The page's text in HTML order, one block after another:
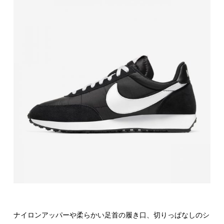
ナイロンアッパーや柔らかい足首の履き口、切りっぱなしのシ